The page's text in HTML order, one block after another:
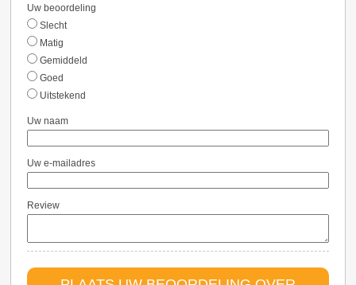
Uw beoordeling
Slecht
Matig
Gemiddeld
Goed
Uitstekend
Uw naam
Uw e-mailadres
Review